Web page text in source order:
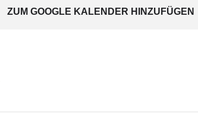
ZUM GOOGLE KALENDER HINZUFÜGEN